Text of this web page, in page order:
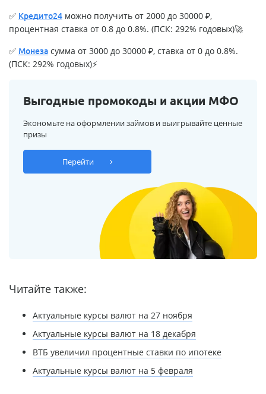
✅ Кредито24 можно получить от 2000 до 30000 ₽,
процентная ставка от 0.8 до 0.8%. (ПСК: 292% годовых)🚀
✅ Монеза сумма от 3000 до 30000 ₽, ставка от 0 до 0.8%.
(ПСК: 292% годовых)⚡
Выгодные промокоды и акции МФО
Экономьте на оформлении займов и выигрывайте ценные
призы
Перейти
Читайте также:
Актуальные курсы валют на 27 ноября
Актуальные курсы валют на 18 декабря
ВТБ увеличил процентные ставки по ипотеке
Актуальные курсы валют на 5 февраля